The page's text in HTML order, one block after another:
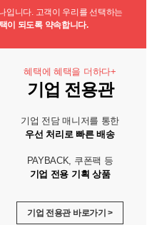
입니다. 고객이 우리를 선택하는
이 되도록 약속합니다.
혜택에 혜택을 더하다+
기업 전용관
기업 전담 매니저를 통한
우선 처리로 빠른 배송
PAYBACK, 쿠폰팩 등
기업 전용 기획 상품
기업 전용관 바로가기 >